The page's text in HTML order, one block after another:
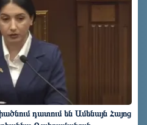
դատում են Ամենայն Հայոց